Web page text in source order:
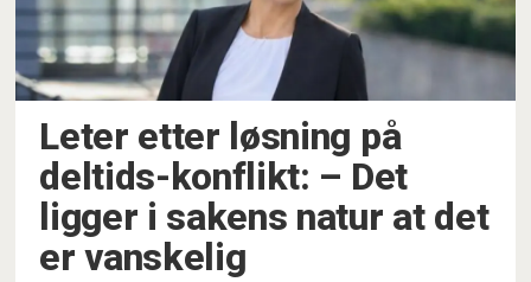
Leter etter løsning på
deltids-konflikt: – Det
ligger i sakens natur at det
er vanskelig